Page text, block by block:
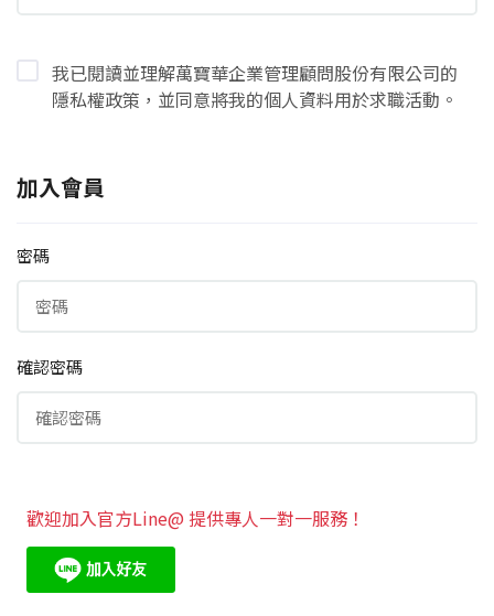
我已閱讀並理解萬寶華企業管理顧問股份有限公司的
隱私權政策，並同意將我的個人資料用於求職活動。
加入會員
密碼
確認密碼
歡迎加入官方Line@ 提供專人一對一服務！